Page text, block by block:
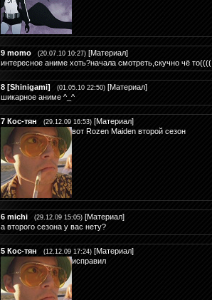
9 momo (20.07.10 10:27) [Материал]
интересное аниме хоть?начала смотреть,скучно чё то((((
8 [Shinigami] (01.05.10 22:50) [Материал]
шикарное аниме ^_^
7 Кос-тян (29.12.09 16:53) [Материал]
вот Rozen Maiden второй сезон
6 michi (29.12.09 15:05) [Материал]
а второго сезона у вас нету?
5 Кос-тян (12.12.09 17:24) [Материал]
исправил